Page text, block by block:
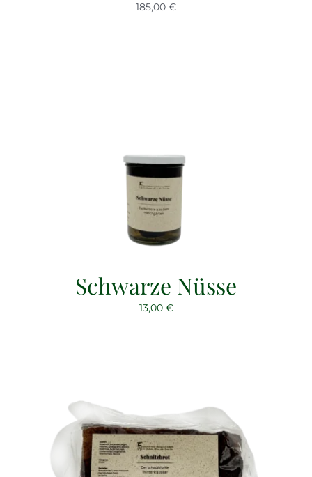
185,00 €
Schwarze Nüsse
13,00 €